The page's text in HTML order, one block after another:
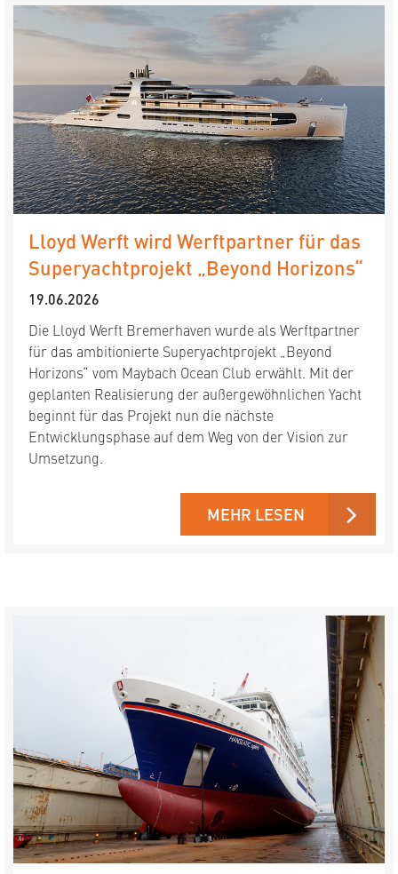
Lloyd Werft wird Werftpartner für das
Superyachtprojekt „Beyond Horizons“
19.06.2026
Die Lloyd Werft Bremerhaven wurde als Werftpartner
für das ambitionierte Superyachtprojekt „Beyond
Horizons“ vom Maybach Ocean Club erwählt. Mit der
geplanten Realisierung der außergewöhnlichen Yacht
beginnt für das Projekt nun die nächste
Entwicklungsphase auf dem Weg von der Vision zur
Umsetzung.
MEHR LESEN